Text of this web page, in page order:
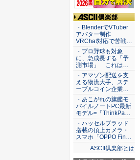
ASCII倶楽部
・BlenderでVTuber
アバター制作
VRChat対応で苦戦…
・プロ野球も対象
に、急成長する「予
測市場」 これは…
・アマゾン配送を支
える物流大手、ステ
ーブルコイン企業…
・あこがれの旗艦モ
バイルノートPC最新
モデル=「ThinkPa…
・ハッセルブラッド
搭載の頂上カメラ・
スマホ「OPPO Fin…
ASCII倶楽部とは